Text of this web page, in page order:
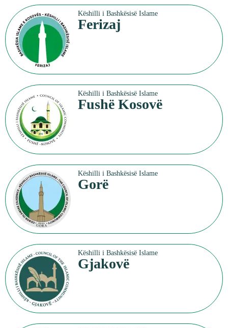
Këshilli i Bashkësisë Islame
Ferizaj
Këshilli i Bashkësisë Islame
Fushë Kosovë
Këshilli i Bashkësisë Islame
Gorë
Këshilli i Bashkësisë Islame
Gjakovë